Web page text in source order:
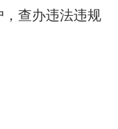
查办违法违规